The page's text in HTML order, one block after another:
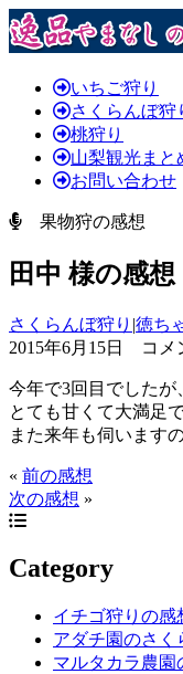
いちご狩り
さくらんぼ狩
桃狩り
山梨観光まと
お問い合わせ
果物狩の感想
田中 様の感想
さくらんぼ狩り |徳ち
2015年6月15日 コメ
今年で3回目でした
とても甘くて大満足
また来年も伺います
« 前の感想
次の感想 »
Category
イチゴ狩りの感
アダチ園のさく
マルタカラ農園